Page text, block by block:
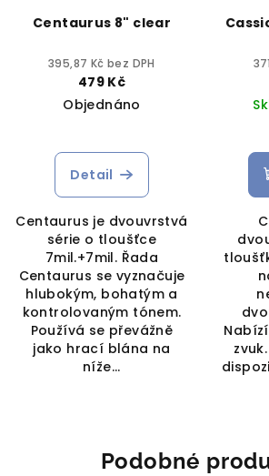
Centaurus 8" clear
395,87 Kč bez DPH
479 Kč
Objednáno
Detail
Centaurus je dvouvrstvá
série o tloušťce
7mil.+7mil. Řada
Centaurus se vyznačuje
hlubokým, bohatým a
kontrolovaným tónem.
Používá se převážně
jako hrací blána na
níže...
Podobné